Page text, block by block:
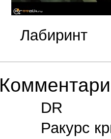
Лабиринт
DR
Ракурс